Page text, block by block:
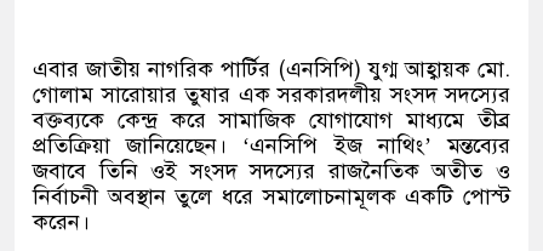
এবার জাতীয় নাগরিক পার্টির (এনসিপি)যুগ্ম আহ্বায়ক মো.
গোলাম সারোয়ার তুষার এক সরকারদলীয় সংসদ সদস্যের
বক্তব্যকে কেন্দ্র করে সামাজিক যোগাযোগ মাধ্যমে তীব্র
প্রতিক্রিয়া জানিয়েছেন।
‘এনসিপি ইজ নাথিং’মন্তব্যের
জবাবে তিনি ওই সংসদ সদস্যের রাজনৈতিক অতীত ও
নির্বাচনী অবস্থান তুলে ধরে সমালোচনামূলক একটি পোস্ট
করেন।